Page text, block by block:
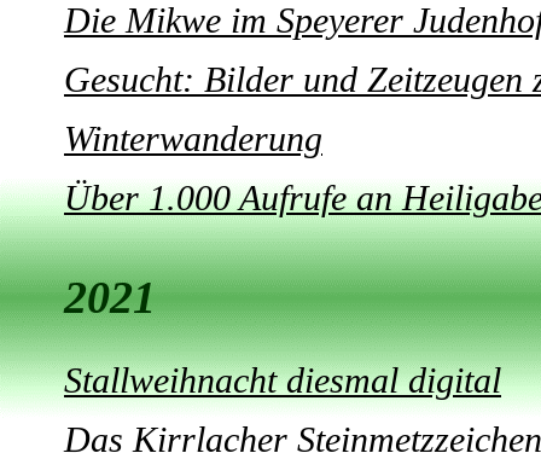
Die Mikwe im Speyerer
Gesucht: Bilder und
Winterwanderung
Über 1.000 Aufrufe an
2021
Stallweihnacht diesmal digital
Das Kirrlacher